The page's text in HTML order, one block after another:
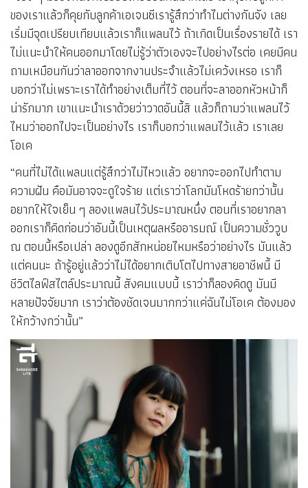
ของเราแล้วก็คุยกับลูกค้าเอเจนซีเรารู้สึกว่าทำไมต่างกันจัง เลย
เริ่มมีจุดเปรียบเทียบแล้วเราก็แพลนไว้ ถ้าเกิดเป็นเรื่องรายได้ เรา
ไม่แนะนำให้คนออกมาโดยไม่รู้ว่าตัวเองจะไปอย่างไรต่อ เคยมีคน
ถามเหมือนกันว่าลาออกจากงานประจำแล้วไม่เคว้งเหรอ เราก็
บอกว่าไม่เพราะเราได้ทำอย่างเต็มที่ไว้ ตอนที่จะลาออกหัวหน้าก็
น่ารักมาก เขาแนะนำเราด้วยว่าวาดอันนี้สิ แล้วก็ถามว่าแพลนไว้
ไหมว่าออกไปจะเป็นอย่างไร เราก็บอกว่าแพลนไว้แล้ว เราเลย
โอเค
“คนที่ไม่ได้แพลนแต่รู้สึกว่าไม่ไหวแล้ว อยากจะออกไปทำตาม
ความฝัน คือมันอาจจะดูใจร้าย แต่เราว่าโลกมันโหดร้ายกว่านั้น
อยากให้ใจเย็น ๆ ลองแพลนไว้ประมาณหนึ่ง ตอนที่เราอยากลา
ออกเราก็คิดก่อนว่าอันนี้เป็นเหตุผลหรืออารมณ์ เป็นความชั่ววูบ
ณ ตอนนี้หรือเปล่า ลองดูอีกสักหน่อยไหมหรือว่าอย่างไร มันแล้ว
แต่คนนะ ถ้ารู้อยู่แล้วว่าไม่ได้อยากเติบโตไปทางสายอาชีพนี้ มี
ชีวิตไลฟ์สไตล์ประมาณนี้ สังคมแบบนี้ เราว่าก็ลองคิดดู มันมี
หลายปัจจัยมาก เราว่าต้องชัดเจนมากกว่าแค่ฉันไม่โอเค ต้องมอง
ให้กว้างกว่านั้น”